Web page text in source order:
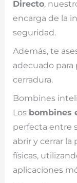
Directo,
encarga de la
seguridad.
Además, te
adecuado
cerradura.
Bombines
Los bombines
perfecta entre
abrir y cerrar la
físicas,
aplicaciones